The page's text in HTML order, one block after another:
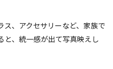
ス、アクセサリーなど、家族で
と、統一感が出て写真映えし